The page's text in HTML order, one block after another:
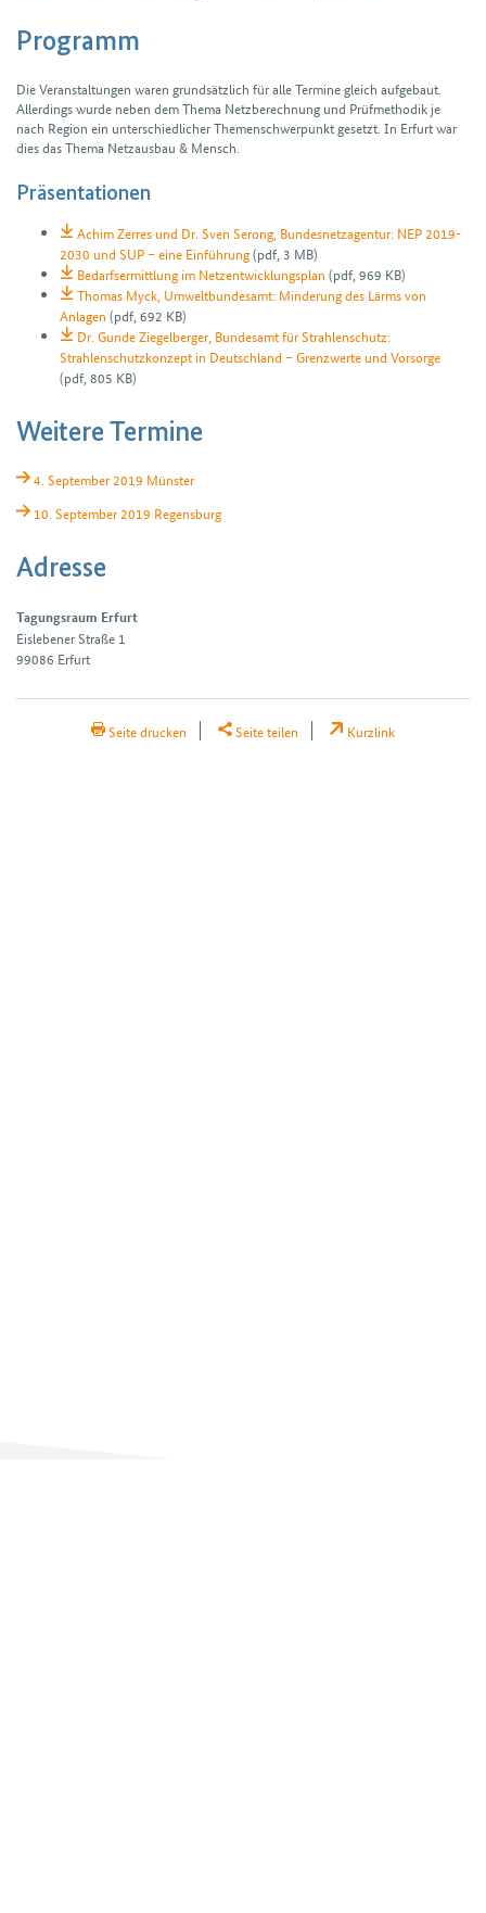
Programm
Die Veranstaltungen waren grundsätzlich für alle Termine gleich aufgebaut.
Allerdings wurde neben dem Thema Netzberechnung und Prüfmethodik je
nach Region ein unterschiedlicher Themenschwerpunkt gesetzt. In Erfurt war
dies das Thema Netz­ausbau & Mensch.
Präsentationen
Achim Zerres und Dr. Sven Serong, Bundesnetzagentur: NEP 2019-
2030 und SUP – eine Einführung(pdf, 3 MB)
Bedarfsermittlung im Netzentwicklungsplan(pdf, 969 KB)
Thomas Myck, Umweltbundesamt: Minderung des Lärms von
Anlagen (pdf, 692 KB)
Dr. Gunde Ziegelberger, Bundesamt für Strahlenschutz:
Strahlenschutzkonzept in Deutschland – Grenzwerte und Vorsorge
(pdf, 805 KB)
Weitere Termine
4. September 2019 Münster
10. September 2019 Regensburg
Adresse
Tagungsraum Erfurt
Eislebener Straße 1
99086 Erfurt
Seite drucken Seite teilen Kurzlink